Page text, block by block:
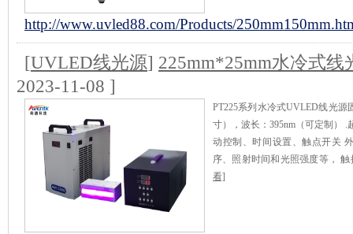
http://www.uvled88.com/Products/
[UVLED线光源] 225mm*25mm水冷式线
2023-11-08 ]
PT225系列水冷式UVLED线光源
寸），波长：395nm（可定制）
动控制、时间设置、触点开关
序、照射时间和光照强度等，
看]